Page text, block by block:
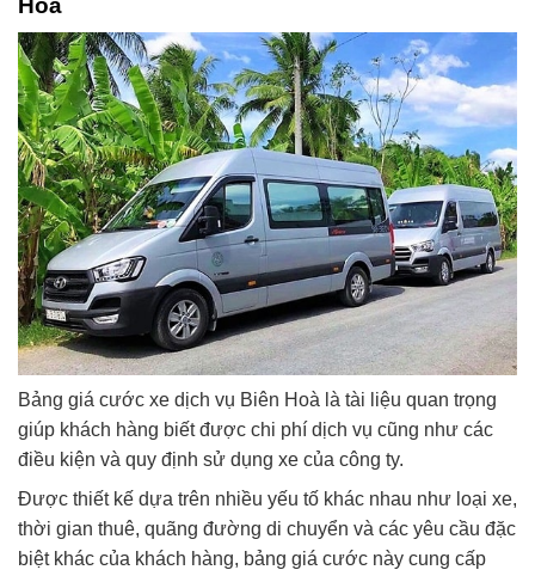
Hoà
Bảng giá cước xe dịch vụ Biên Hoà là tài liệu quan trọng
giúp khách hàng biết được chi phí dịch vụ cũng như các
điều kiện và quy định sử dụng xe của công ty.
Được thiết kế dựa trên nhiều yếu tố khác nhau như loại xe,
thời gian thuê, quãng đường di chuyển và các yêu cầu đặc
biệt khác của khách hàng, bảng giá cước này cung cấp